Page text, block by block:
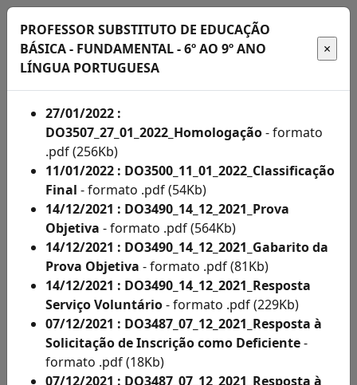
Início
Administração
Concursos
Concursos
Acompanhe
aqui
editais
Acesso
à
PROFESSOR SUBSTITUTO DE EDUCAÇÃO
BÁSICA - FUNDAMENTAL - 6º AO 9º ANO
LÍNGUA PORTUGUESA
27/01/2022 :
DO3507_27_01_2022_Homologação- formato
.pdf (256Kb)
11/01/2022 : DO3500_11_01_2022_Classificação
Final - formato .pdf (54Kb)
14/12/2021 : DO3490_14_12_2021_Prova
Objetiva - formato .pdf (564Kb)
14/12/2021 : DO3490_14_12_2021_Gabarito da
Prova Objetiva - formato .pdf (81Kb)
14/12/2021 : DO3490_14_12_2021_Resposta
Serviço Voluntário- formato .pdf (229Kb)
07/12/2021 : DO3487_07_12_2021_Resposta à
Solicitação de Inscrição como Deficiente-
formato .pdf (18Kb)
07/12/2021 : DO3487_07_12_2021_Resposta à